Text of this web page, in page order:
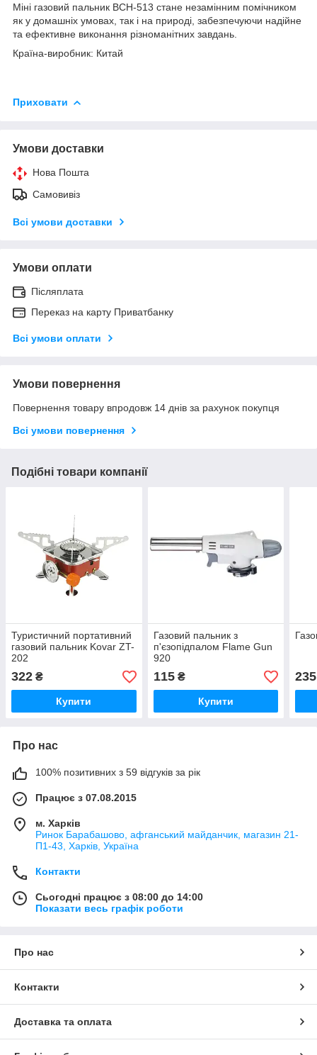
Міні газовий пальник BCH-513 стане незамінним помічником
як у домашніх умовах, так і на природі, забезпечуючи надійне
та ефективне виконання різноманітних завдань.
Країна-виробник: Китай
Приховати
Умови доставки
Нова Пошта
Самовивіз
Всі умови доставки
Умови оплати
Післяплата
Переказ на карту Приватбанку
Всі умови оплати
Умови повернення
Повернення товару впродовж 14 днів за рахунок покупця
Всі умови повернення
Подібні товари компанії
Туристичний портативний
газовий пальник Kovar ZT-
202
322 ₴
Купити
Газовий пальник з
п'єзопідпалом Flame Gun
920
115₴
Купити
235
Про нас
100% позитивних з 59 відгуків за рік
Працює з 07.08.2015
м. Харків
Ринок Барабашово, афганський майданчик, магазин 21-
П1-43, Харків, Україна
Контакти
Сьогодні працює з 08:00 до 14:00
Показати весь графік роботи
Про нас
Контакти
Доставка та оплата